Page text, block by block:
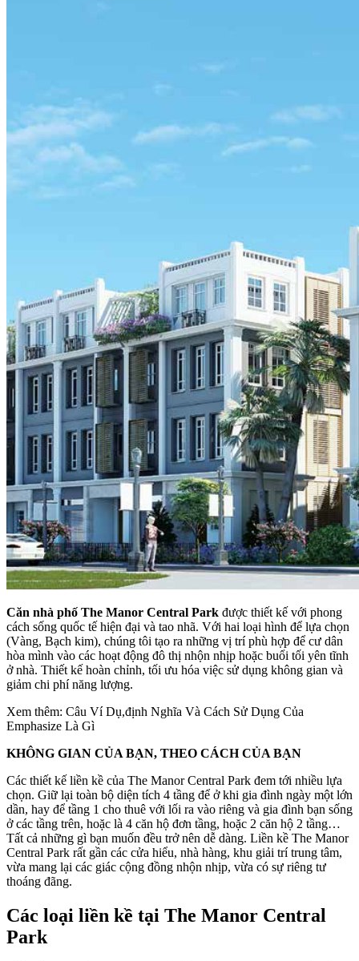
Căn nhà phố The Manor Central Park được thiết kế với phong
cách sống quốc tế hiện đại và tao nhã. Với hai loại hình để lựa chọn
(Vàng, Bạch kim), chúng tôi tạo ra những vị trí phù hợp để cư dân
hòa mình vào các hoạt động đô thị nhộn nhịp hoặc buổi tối yên tĩnh
ở nhà. Thiết kế hoàn chỉnh, tối ưu hóa việc sử dụng không gian và
giảm chi phí năng lượng.
Xem thêm: Câu Ví Dụ,định Nghĩa Và Cách Sử Dụng Của
Emphasize Là Gì
KHÔNG GIAN CỦA BẠN, THEO CÁCH CỦA BẠN
Các thiết kế liền kề của The Manor Central Park đem tới nhiều lựa
chọn. Giữ lại toàn bộ diện tích 4 tầng để ở khi gia đình ngày một lớn
dần, hay để tầng 1 cho thuê với lối ra vào riêng và gia đình bạn sống
ở các tầng trên, hoặc là 4 căn hộ đơn tầng, hoặc 2 căn hộ 2 tầng…
Tất cả những gì bạn muốn đều trở nên dễ dàng. Liền kề The Manor
Central Park rất gần các cửa hiểu, nhà hàng, khu giải trí trung tâm,
vừa mang lại các giác cộng đồng nhộn nhịp, vừa có sự riêng tư
thoáng đãng.
Các loại liền kề tại The Manor Central
Park